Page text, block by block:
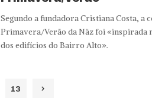
Segundo a fundadora Cristiana Costa, a
Primavera/Verão da Näz foi «inspirada
dos edifícios do Bairro Alto».
13